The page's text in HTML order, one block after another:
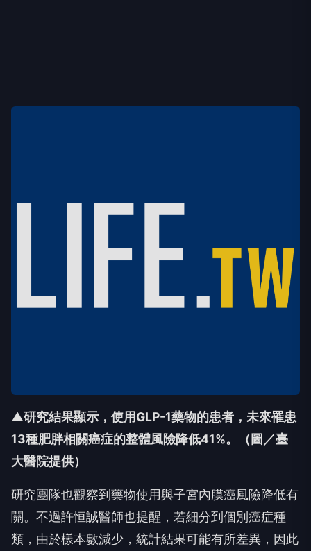
▲研究結果顯示，使用GLP-1藥物的患者，未來罹患
13種肥胖相關癌症的整體風險降低41%。（圖／臺
大醫院提供）
研究團隊也觀察到藥物使用與子宮內膜癌風險降低有
關。不過許恒誠醫師也提醒，若細分到個別癌症種
類，由於樣本數減少，統計結果可能有所差異，因此